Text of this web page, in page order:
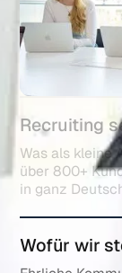
Recruiting
Was als kleine
über 800+
in ganz
Wofür wir